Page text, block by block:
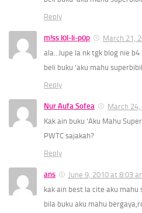
Reply
m!ss l0l-li-p0p
March 21,
ala…lupe la nk tgk blog nie
beli buku ‘aku mahu
Reply
Nur Aufa Sofea
March
Kak ain buku ‘Aku Mahu
PWTC sajakah?
Reply
ans
June 9, 2010 at 8:03
kak ain best la cite aku mahu
bila buku aku mahu